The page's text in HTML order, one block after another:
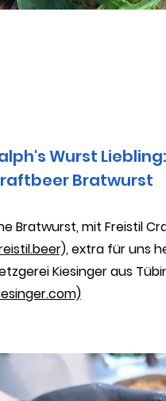
Wurst Liebling:
Bratwurst
Bratwurst, mit Freistil
extra für uns
Kiesinger aus